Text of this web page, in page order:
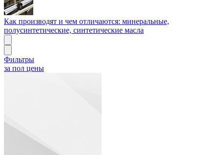
Как производят и чем отличаются: минеральные,
полусинтетические, синтетические масла
Фильтры
за пол цены